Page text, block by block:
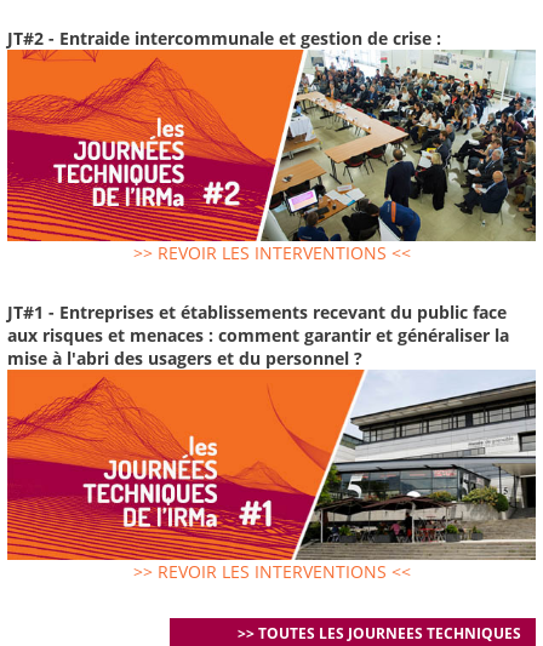
JT#2 - Entraide intercommunale et gestion de crise :
>> REVOIR LES INTERVENTIONS <<
JT#1 - Entreprises et établissements recevant du public face
aux risques et menaces : comment garantir et généraliser la
mise à l'abri des usagers et du personnel ?
>> REVOIR LES INTERVENTIONS <<
>> TOUTES LES JOURNEES TECHNIQUES